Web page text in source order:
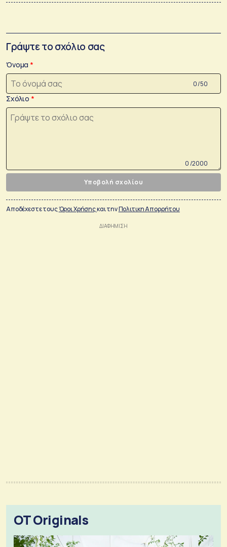
Γράψτε το σχόλιο σας
Όνομα
0 /50
Σχόλιο
0 /2000
Υποβολή σχολίου
Αποδέχεστε τουςΌροι Χρήσηςκαι τηνΠολιτικη Απορρήτου
OT Originals